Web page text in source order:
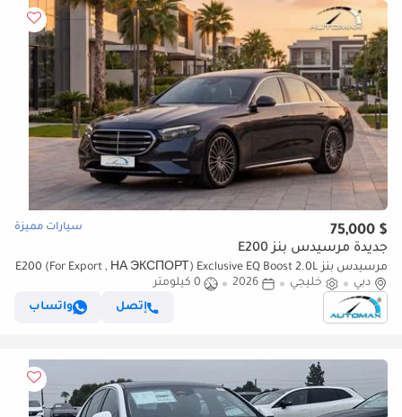
$ 75,000 سيارات مميزة
جديدة مرسيدس بنز E200
مرسيدس بنز E200 (For Export , НА ЭКСПОРТ) Exclusive EQ Boost 2.0L
RWD GCC 2026 Без пробега
دبي خليجي 2026
0 كيلومتر
إتصل
واتساب